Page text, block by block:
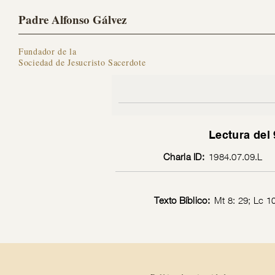
Padre Alfonso Gálvez
Fundador de la
Sociedad de Jesucristo Sacerdote
Lectura del
Charla ID: 1984.07.09.L
Texto Bíblico: Mt 8: 29; Lc